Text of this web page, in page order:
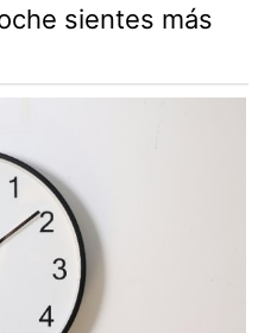
sientes más